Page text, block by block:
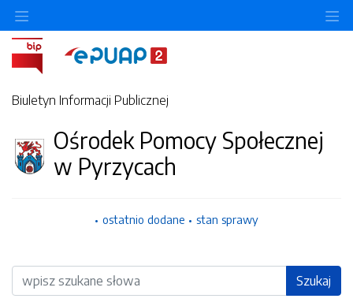
Biuletyn Informacji Publicznej
Ośrodek Pomocy Społecznej
w Pyrzycach
ostatnio dodane stan sprawy
Wyszukiwarka Szukaj